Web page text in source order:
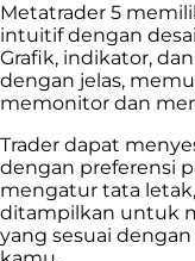
Metatrader 5
intuitif dengan
Grafik, indikator,
dengan jelas,
memonitor dan
Trader dapat
dengan preferensi
mengatur tata
ditampilkan untuk
yang sesuai